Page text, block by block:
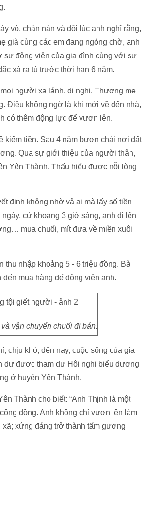
vò, chán nản và đôi lúc anh nghĩ rằng,
già cùng các em đang ngóng chờ, anh
sự động viên của gia đình cùng với sự
xá ra tù trước thời hạn 6 năm.
người xa lánh, dị nghị. Thương mẹ
Điều không ngờ là khi mới về đến nhà,
có thêm động lực để vươn lên.
kiếm tiền. Sau 4 năm bươn chải nơi đất
Qua sự giới thiệu của người thân,
Yên Thành. Thấu hiểu được nỗi lòng
định không nhờ vả ai mà lấy số tiền
cứ khoảng 3 giờ sáng, anh đi lên
mua chuối, mít đưa về miền xuôi
thu nhập khoảng 5 - 6 triệu đồng. Bà
mua hàng để động viên anh.
vận chuyển chuối đi bán.
chịu khó, đến nay, cuộc sống của gia
dự được tham dự Hội nghị biểu dương
ở huyện Yên Thành.
Thành cho biết: “Anh Thịnh là một
đồng. Anh không chỉ vươn lên làm
xã; xứng đáng trở thành tấm gương